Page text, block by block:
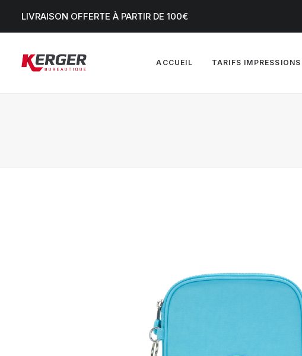
LIVRAISON OFFERTE À PARTIR DE 100€
ACCUEIL TARIFS IMPRESSIONS